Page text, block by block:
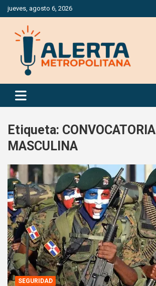
Saltar
al
contenido
jueves, agosto 6, 2026
Alerta Metropolitana
Etiqueta: CONVOCATORIA
MASCULINA
SEGURIDAD